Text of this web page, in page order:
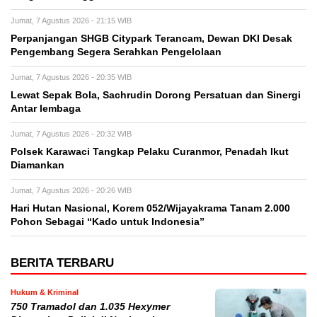
Jumat, 7 Agustus 2026 - 21:15 WIB
Perpanjangan SHGB Citypark Terancam, Dewan DKI Desak
Pengembang Segera Serahkan Pengelolaan
Jumat, 7 Agustus 2026 - 20:35 WIB
Lewat Sepak Bola, Sachrudin Dorong Persatuan dan Sinergi
Antar lembaga
Jumat, 7 Agustus 2026 - 20:32 WIB
Polsek Karawaci Tangkap Pelaku Curanmor, Penadah Ikut
Diamankan
Jumat, 7 Agustus 2026 - 20:26 WIB
Hari Hutan Nasional, Korem 052/Wijayakrama Tanam 2.000
Pohon Sebagai “Kado untuk Indonesia”
BERITA TERBARU
Hukum & Kriminal
750 Tramadol dan 1.035 Hexymer